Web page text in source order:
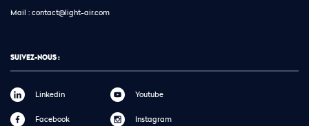
Mail : contact@light-air.com
SUIVEZ-NOUS :
Linkedin
Facebook
Youtube
Instagram